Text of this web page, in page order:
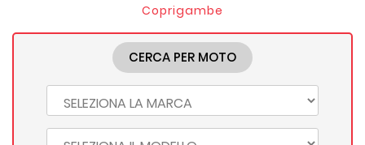
Coprigambe
CERCA PER MOTO